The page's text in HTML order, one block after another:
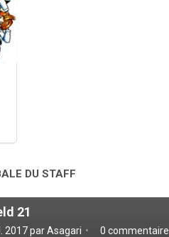
DU STAFF
21
2017 parAsagari 0 commentaire